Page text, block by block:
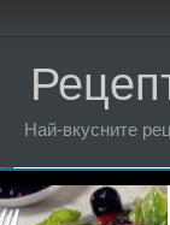
Най-вкусните